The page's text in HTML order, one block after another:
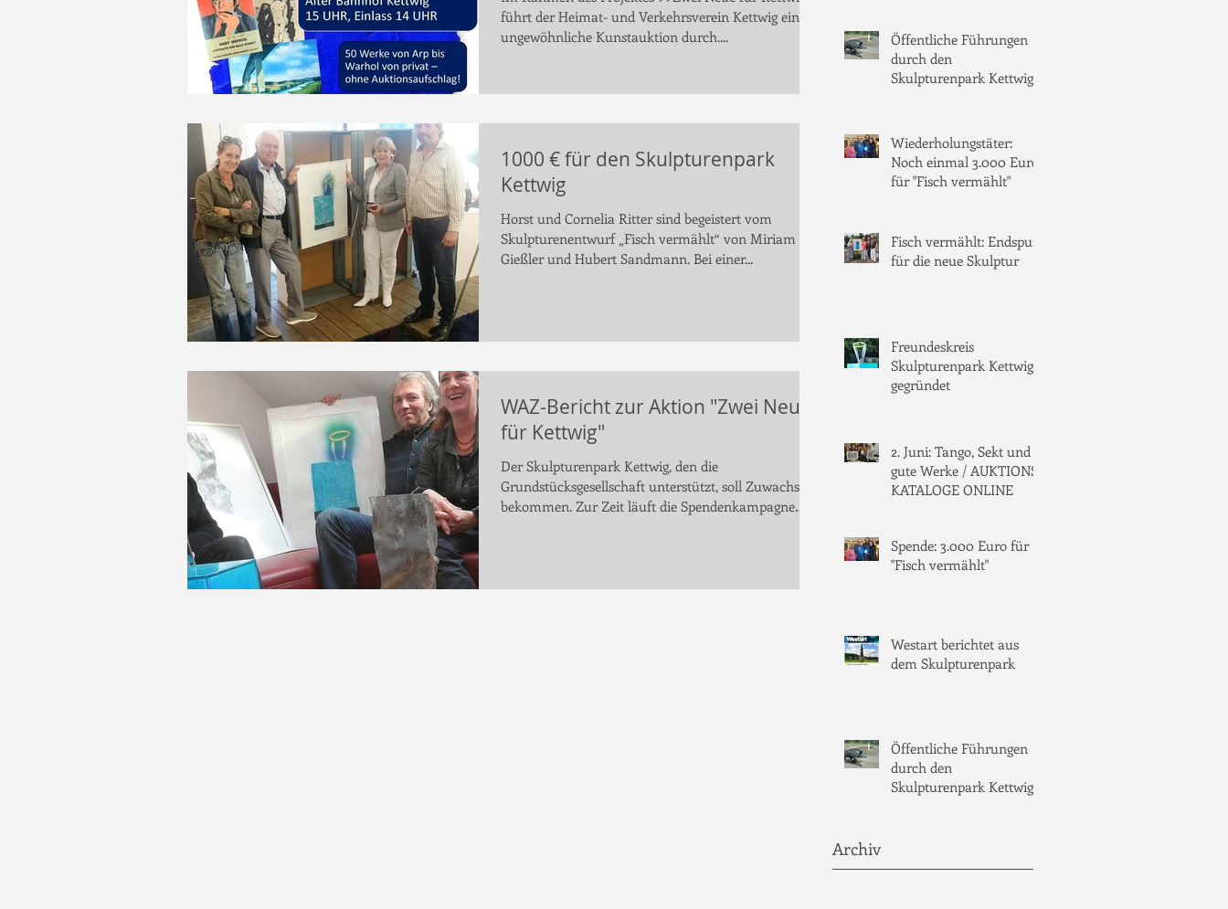
führt der Heimat- und Verkehrsverein Kettwig eine
ungewöhnliche Kunstauktion durch....
1000 € für den Skulpturenpark
Kettwig
Horst und Cornelia Ritter sind begeistert vom
Skulpturenentwurf „Fisch vermählt“ von Miriam
Gießler und Hubert Sandmann. Bei einer...
WAZ-Bericht zur Aktion "Zwei Neue
für Kettwig"
Der Skulpturenpark Kettwig, den die
Grundstücksgesellschaft unterstützt, soll Zuwachs
bekommen. Zur Zeit läuft die Spendenkampagne
Öffentliche Führungen
durch den
Skulpturenpark Kettwig
Wiederholungstäter:
Noch einmal 3.000 Euro
für "Fisch vermählt"
Fisch vermählt: Endspurt
für die neue Skulptur
Freundeskreis
Skulpturenpark Kettwig
gegründet
2. Juni: Tango, Sekt und
gute Werke / AUKTIONS-
KATALOGE ONLINE
Spende: 3.000 Euro für
"Fisch vermählt"
Westart berichtet aus
dem Skulpturenpark
Öffentliche Führungen
durch den
Skulpturenpark Kettwig
Archiv